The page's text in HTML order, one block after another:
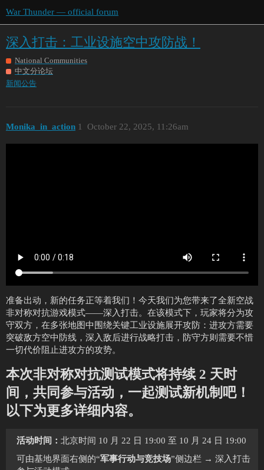
War Thunder — official forum
深入打击：工业设施空中攻防战！
National Communities
中文分论坛
新闻公告
Monika_in_action October 22, 2025, 11:26am
1
准备出动，新的任务正等着我们！今天我们为您带来了全新空战
非对称对抗游戏模式——深入打击。在该模式下，玩家将分为攻
守双方，在多张地图中围绕关键工业设施展开攻防：进攻方需要
突破敌方空中防线，深入敌后进行战略打击，防守方则需要不惜
一切代价阻止进攻方的攻势。
本次非对称对抗测试模式将持续 2 天时
间，共同参与活动，一起测试新机制吧！
以下为更多详细内容。
活动时间： 北京时间 10 月 22 日 19:00 至 10 月 24 日 19:00
可由基地界面右侧的“军事行动与竞技场”侧边栏 → 深入打击